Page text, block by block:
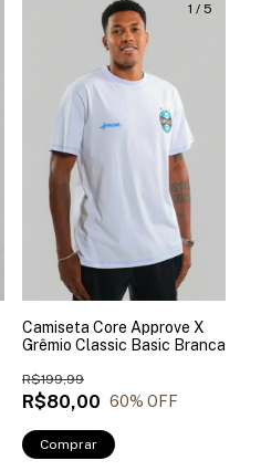
1 / 5
Camiseta Core Approve X
Grêmio Classic Basic Branca
R$80,00
R$199,99
60% OFF
Comprar